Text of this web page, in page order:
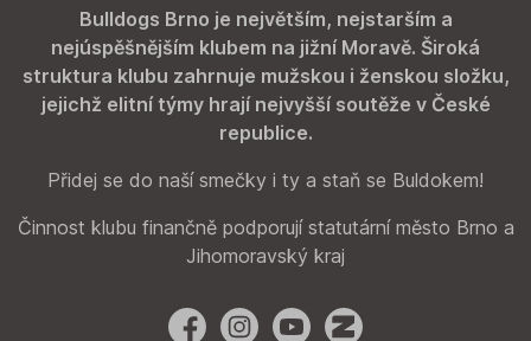
Bulldogs Brno je největším, nejstarším a
nejúspěšnějším klubem na jižní Moravě. Široká
struktura klubu zahrnuje mužskou i ženskou složku,
jejichž elitní týmy hrají nejvyšší soutěže v České
republice.
Přidej se do naší smečky i ty a staň se Buldokem!
Činnost klubu finančně podporují statutární město Brno a
Jihomoravský kraj